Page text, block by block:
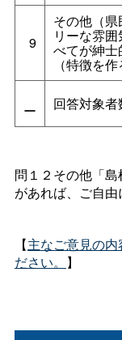
9
その他（
リーな雰
べてが紳
（特徴を
ー 回答対象者
問１２その他「
があれば、ご自由
【主なご意見の
ださい。 】